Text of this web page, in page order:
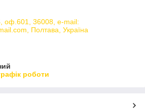
оф.601, 36008, e-mail:
Полтава, Україна
роботи